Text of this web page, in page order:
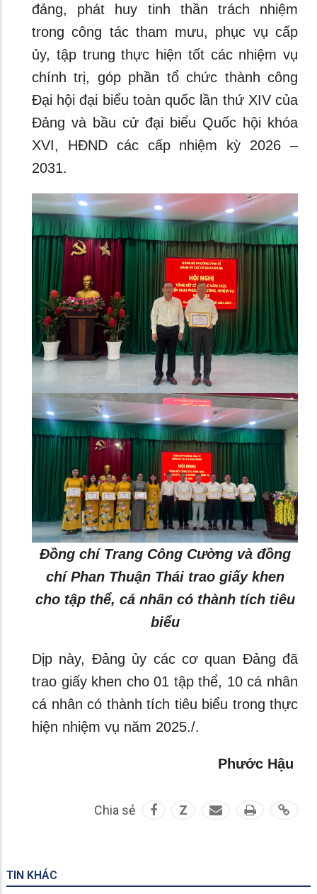
đảng, phát huy tinh thần trách nhiệm
trong công tác tham mưu, phục vụ cấp
ủy, tập trung thực hiện tốt các nhiệm vụ
chính trị, góp phần tổ chức thành công
Đại hội đại biểu toàn quốc lần thứ XIV của
Đảng và bầu cử đại biểu Quốc hội khóa
XVI, HĐND các cấp nhiệm kỳ 2026 –
2031.
Đồng chí Trang Công Cường và đồng
chí Phan Thuận Thái trao giấy khen
cho tập thể, cá nhân có thành tích tiêu
biểu
Dịp này, Đảng ủy các cơ quan Đảng đã
trao giấy khen cho 01 tập thể, 10 cá nhân
cá nhân có thành tích tiêu biểu trong thực
hiện nhiệm vụ năm 2025./.
Phước Hậu
Chia sẻ Z
TIN KHÁC